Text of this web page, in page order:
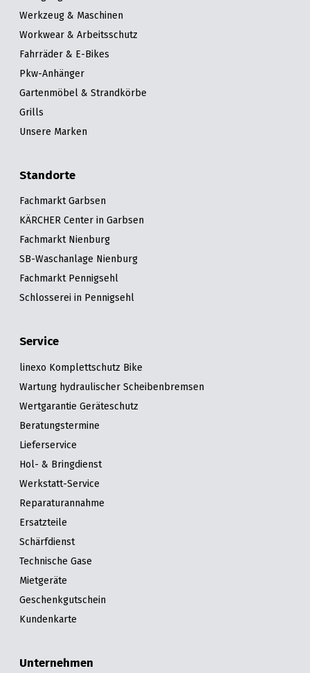
Werkzeug & Maschinen
Workwear & Arbeitsschutz
Fahrräder & E-Bikes
Pkw-Anhänger
Gartenmöbel & Strandkörbe
Grills
Unsere Marken
Standorte
Fachmarkt Garbsen
KÄRCHER Center in Garbsen
Fachmarkt Nienburg
SB-Waschanlage Nienburg
Fachmarkt Pennigsehl
Schlosserei in Pennigsehl
Service
linexo Komplettschutz Bike
Wartung hydraulischer Scheibenbremsen
Wertgarantie Geräteschutz
Beratungstermine
Lieferservice
Hol- & Bringdienst
Werkstatt-Service
Reparaturannahme
Ersatzteile
Schärfdienst
Technische Gase
Mietgeräte
Geschenkgutschein
Kundenkarte
Unternehmen